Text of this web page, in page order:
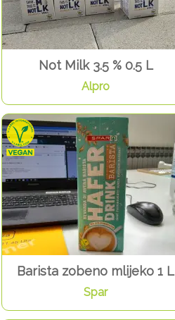
Not Milk 3.5 % 0.5 L
Alpro
Barista zobeno mlijeko 1 L
Spar